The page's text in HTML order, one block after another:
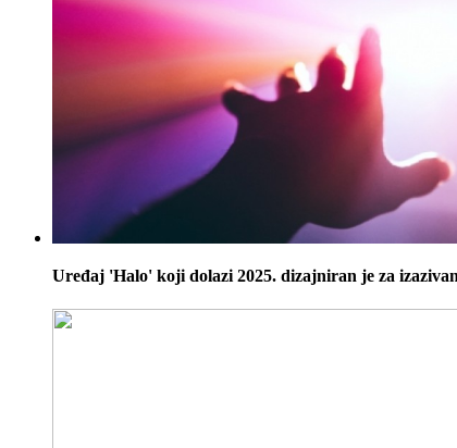
Uređaj 'Halo' koji dolazi 2025. dizajniran je za